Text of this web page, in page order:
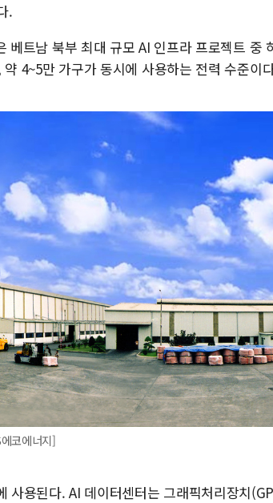
.
트남 북부 최대 규모 AI 인프라 프로젝트 중
4~5만 가구가 동시에 사용하는 전력 수준이
코에너지]
사용된다. AI 데이터센터는 그래픽처리장치